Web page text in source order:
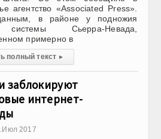
агентство «Associated Press».
в районе у подножия
Сьерра-Невада,
примерно в
полный текст ▸
заблокируют
интернет-
2017